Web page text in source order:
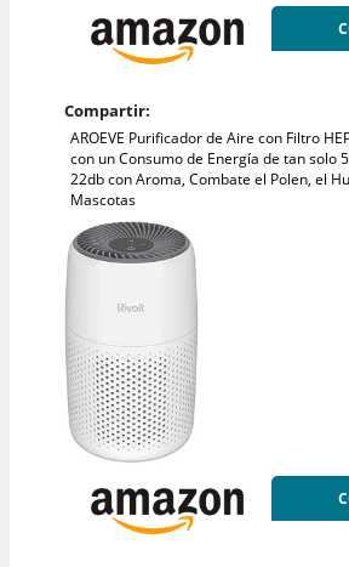
Compartir:
AROEVE Purificador de Aire con Filtro
con un Consumo de Energía de tan solo
22db con Aroma, Combate el Polen, el
Mascotas